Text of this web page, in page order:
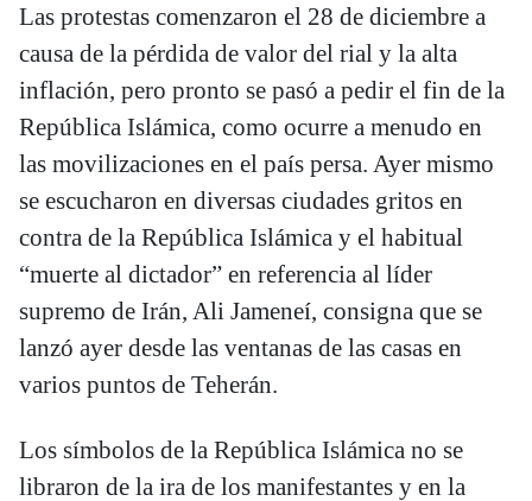
Las protestas comenzaron el 28 de diciembre a
causa de la pérdida de valor del rial y la alta
inflación, pero pronto se pasó a pedir el fin de la
República Islámica, como ocurre a menudo en
las movilizaciones en el país persa. Ayer mismo
se escucharon en diversas ciudades gritos en
contra de la República Islámica y el habitual
“muerte al dictador” en referencia al líder
supremo de Irán, Ali Jameneí, consigna que se
lanzó ayer desde las ventanas de las casas en
varios puntos de Teherán.
Los símbolos de la República Islámica no se
libraron de la ira de los manifestantes y en la